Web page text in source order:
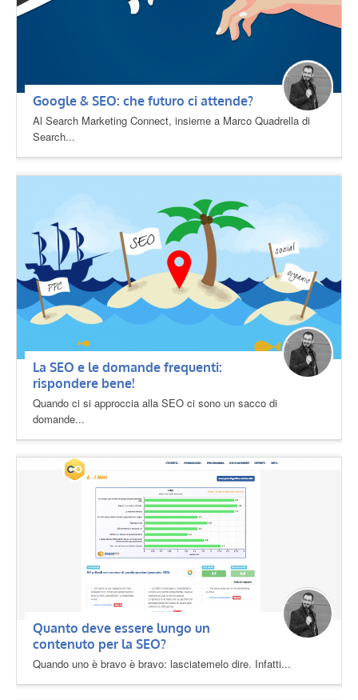
Google & SEO: che futuro ci attende?
Al Search Marketing Connect, insieme a Marco Quadrella di
Search...
La SEO e le domande frequenti:
rispondere bene!
Quando ci si approccia alla SEO ci sono un sacco di
domande...
Quanto deve essere lungo un
contenuto per la SEO?
Quando uno è bravo è bravo: lasciatemelo dire. Infatti...